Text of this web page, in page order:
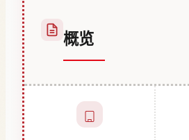
概览